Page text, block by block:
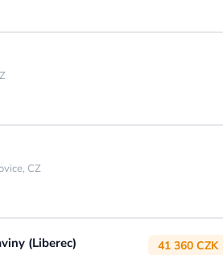
CZ
(Liberec) 41 360 CZK